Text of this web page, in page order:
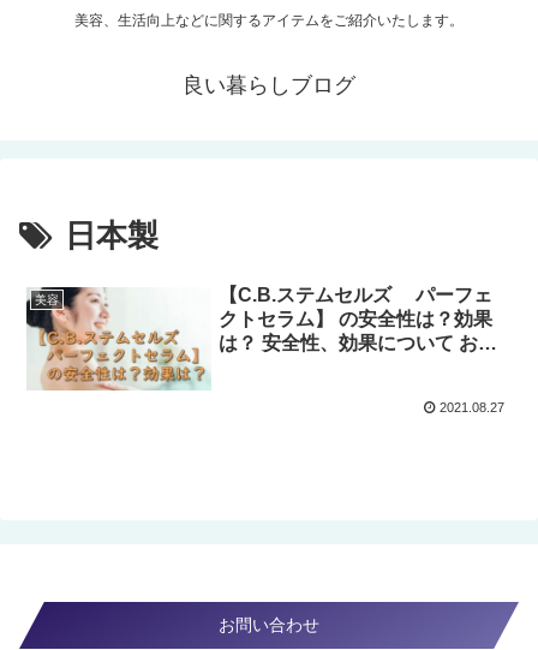
美容、生活向上などに関するアイテムをご紹介いたします。
良い暮らしブログ
日本製
美容
【C.B.ステムセルズ パーフェ
クトセラム】 の安全性は？効果
は？ 安全性、効果について お答
2021.08.27
お問い合わせ